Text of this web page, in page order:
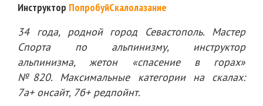
Инструктор ПопробуйСкалолазание
34 года, родной город Севастополь. Мастер
Спорта по альпинизму, инструктор
альпинизма, жетон «спасение в горах»
№820. Максимальные категории на скалах:
7а+ онсайт, 7б+ редпойнт.